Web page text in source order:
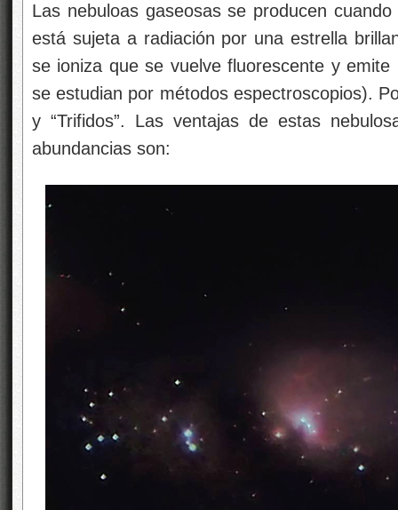
Las nebuloas gaseosas se producen
está sujeta a radiación por una estrella
se ioniza que se vuelve fluorescente y
se estudian por métodos espectroscopios).
y “Trifidos”. Las ventajas de estas
abundancias son: